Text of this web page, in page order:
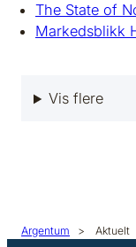
The State of
Markedsblikk
Vis flere
Argentum > Aktuelt